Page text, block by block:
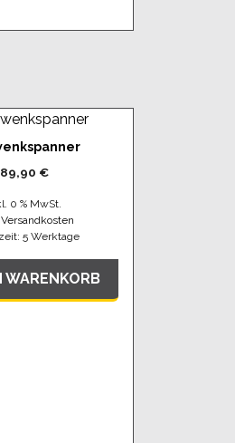
89,90 €
0 % MwSt.
Versandkosten
5 Werktage
WARENKORB